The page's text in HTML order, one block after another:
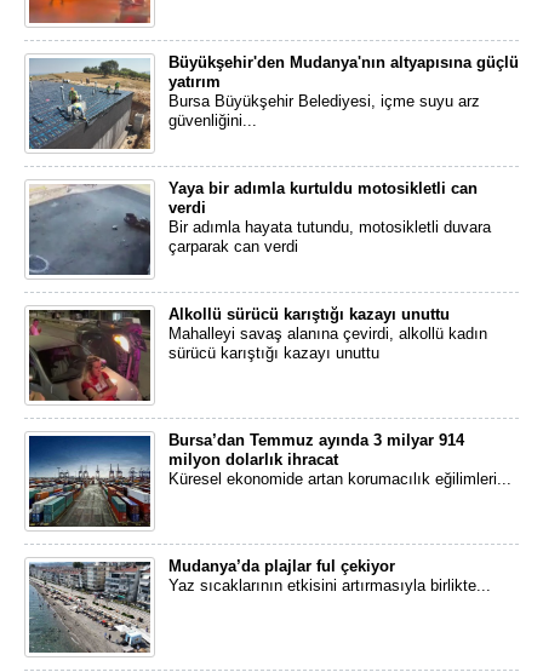
Büyükşehir'den Mudanya'nın altyapısına güçlü
yatırım
Bursa Büyükşehir Belediyesi, içme suyu arz
güvenliğini...
Yaya bir adımla kurtuldu motosikletli can
verdi
Bir adımla hayata tutundu, motosikletli duvara
çarparak can verdi
Alkollü sürücü karıştığı kazayı unuttu
Mahalleyi savaş alanına çevirdi, alkollü kadın
sürücü karıştığı kazayı unuttu
Bursa’dan Temmuz ayında 3 milyar 914
milyon dolarlık ihracat
Küresel ekonomide artan korumacılık eğilimleri...
Mudanya’da plajlar ful çekiyor
Yaz sıcaklarının etkisini artırmasıyla birlikte...